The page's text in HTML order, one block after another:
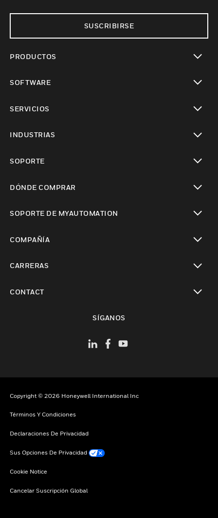
SUSCRIBIRSE
PRODUCTOS
SOFTWARE
SERVICIOS
INDUSTRIAS
SOPORTE
DÓNDE COMPRAR
SOPORTE DE MYAUTOMATION
COMPAÑÍA
CARRERAS
CONTACT
SÍGANOS
Copyright © 2026 Honeywell International Inc
Términos Y Condiciones
Declaraciones De Privacidad
Sus Opciones De Privacidad
Cookie Notice
Cancelar Suscripción Global